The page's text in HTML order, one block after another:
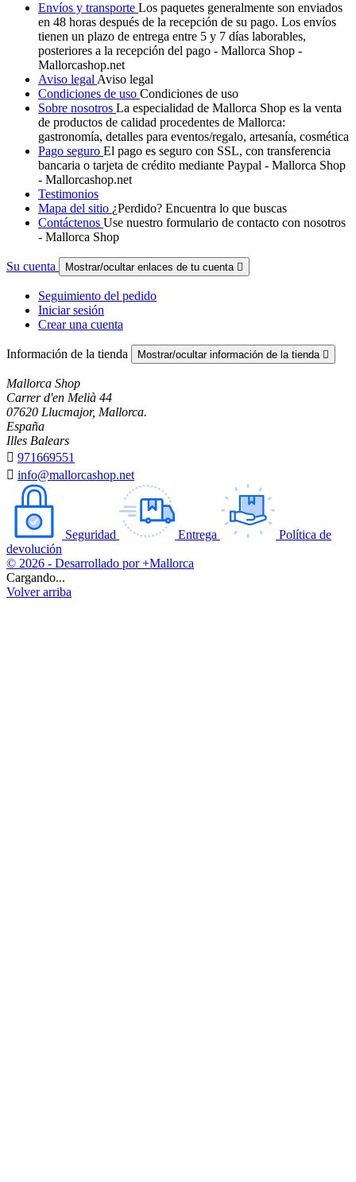
Envíos y transporte Los paquetes generalmente son enviados
en 48 horas después de la recepción de su pago. Los envíos
tienen un plazo de entrega entre 5 y 7 días laborables,
posteriores a la recepción del pago - Mallorca Shop -
Mallorcashop.net
Aviso legal Aviso legal
Condiciones de uso Condiciones de uso
Sobre nosotros La especialidad de Mallorca Shop es la venta
de productos de calidad procedentes de Mallorca:
gastronomía, detalles para eventos/regalo, artesanía, cosmética
Pago seguro El pago es seguro con SSL, con transferencia
bancaria o tarjeta de crédito mediante Paypal - Mallorca Shop
- Mallorcashop.net
Testimonios
Mapa del sitio ¿Perdido? Encuentra lo que buscas
Contáctenos Use nuestro formulario de contacto con nosotros
- Mallorca Shop
Su cuenta Mostrar/ocultar enlaces de tu cuenta 
Seguimiento del pedido
Iniciar sesión
Crear una cuenta
Información de la tienda Mostrar/ocultar información de la tienda 
Mallorca Shop
Carrer d'en Melià 44
07620 Llucmajor, Mallorca.
España
Illes Balears
 971669551
 info@mallorcashop.net
Seguridad Entrega
Política de
devolución
© 2026 - Desarrollado por +Mallorca
Cargando...
Volver arriba